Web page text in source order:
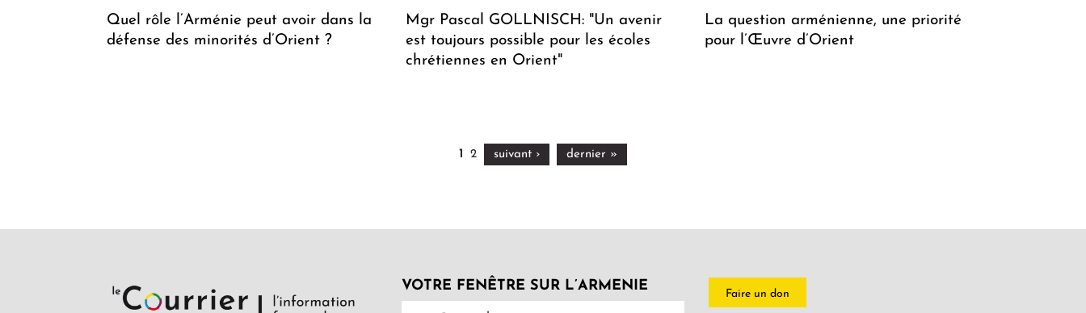
Quel rôle l’Arménie peut avoir dans la
défense des minorités d’Orient ?
Mgr Pascal GOLLNISCH: "Un avenir
est toujours possible pour les écoles
chrétiennes en Orient"
La question arménienne, une priorité
pour l’Œuvre d’Orient
1 2 suivant › dernier »
VOTRE FENÊTRE SUR L’ARMENIE
Faire un don